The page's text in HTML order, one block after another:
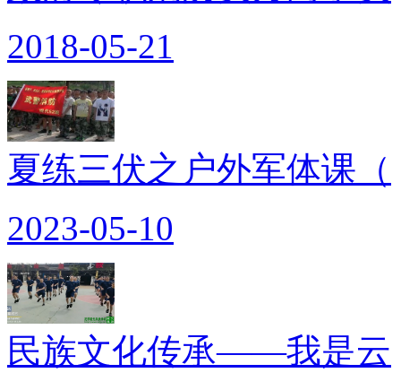
2018-05-21
夏练三伏之户外军体课（
2023-05-10
民族文化传承——我是云